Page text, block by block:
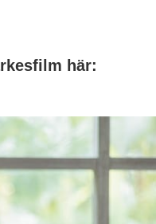
här: